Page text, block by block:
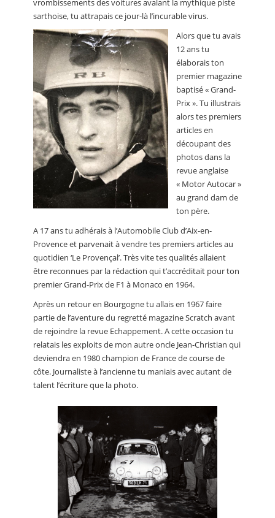
vrombissements des voitures avalant la mythique piste
sarthoise, tu attrapais ce jour-là l’incurable virus.
Alors que tu avais
12 ans tu
élaborais ton
premier magazine
baptisé « Grand-
Prix ». Tu illustrais
alors tes premiers
articles en
découpant des
photos dans la
revue anglaise
« Motor Autocar »
au grand dam de
ton père.
A 17 ans tu adhérais à l’Automobile Club d’Aix-en-
Provence et parvenait à vendre tes premiers articles au
quotidien ‘Le Provençal’. Très vite tes qualités allaient
être reconnues par la rédaction qui t’accréditait pour ton
premier Grand-Prix de F1 à Monaco en 1964.
Après un retour en Bourgogne tu allais en 1967 faire
partie de l’aventure du regretté magazine Scratch avant
de rejoindre la revue Echappement. A cette occasion tu
relatais les exploits de mon autre oncle Jean-Christian qui
deviendra en 1980 champion de France de course de
côte. Journaliste à l’ancienne tu maniais avec autant de
talent l’écriture que la photo.